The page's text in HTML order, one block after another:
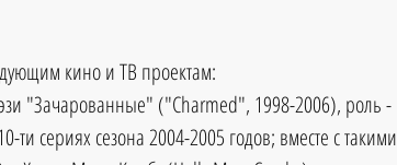
кино и ТВ проектам:
"Зачарованные" ("Charmed", 1998-2006), роль -
сериях сезона 2004-2005 годов; вместе с такими